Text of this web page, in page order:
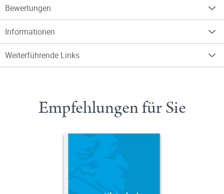
Bewertungen
Informationen
Weiterführende Links
Empfehlungen für Sie